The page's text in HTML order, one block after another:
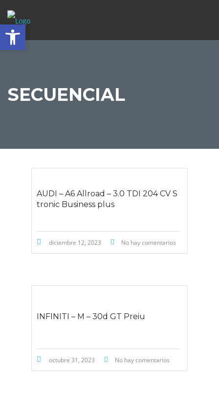
Abrir barra de herramientas
SECUENCIAL
AUDI – A6 Allroad – 3.0 TDI 204 CV S
tronic Business plus
diciembre 12, 2023 No hay comentarios
INFINITI – M – 30d GT Preiu
octubre 31, 2023 No hay comentarios